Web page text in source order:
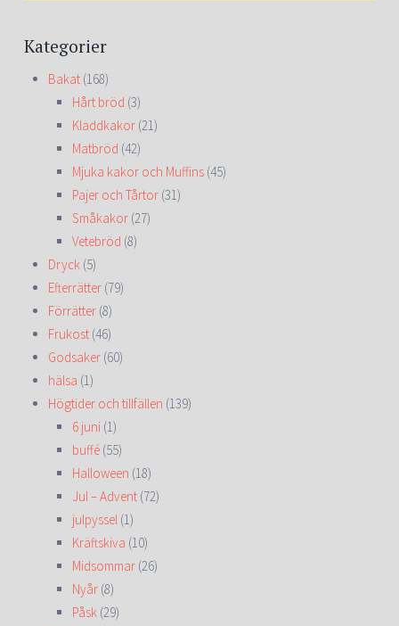
Kategorier
Bakat (168)
Hårt bröd (3)
Kladdkakor (21)
Matbröd (42)
Mjuka kakor och Muffins (45)
Pajer och Tårtor (31)
Småkakor (27)
Vetebröd (8)
Dryck (5)
Efterrätter (79)
Förrätter (8)
Frukost (46)
Godsaker (60)
hälsa (1)
Högtider och tillfällen (139)
6 juni (1)
buffé (55)
Halloween (18)
Jul – Advent (72)
julpyssel (1)
Kräftskiva (10)
Midsommar (26)
Nyår (8)
Påsk (29)